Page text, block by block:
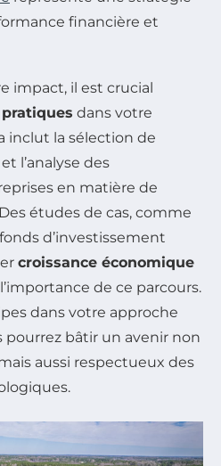
financière et
impact, il est crucial
dans votre
inclut la sélection de
et l’analyse des
en matière de
études de cas, comme
d’investissement
croissance économique
de ce parcours.
dans votre approche
pourrez bâtir un avenir non
aussi respectueux des